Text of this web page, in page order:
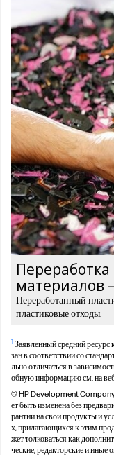
материалов
Переработанный
пластиковые отходы.
1Заявленный средний ресурс
зан в соответствии со
льно отличаться в
обную информацию см. на
© HP Development
ет быть изменена без
рантии на свои продукты и
х, прилагающихся к этим
жет толковаться как
ческие, редакторские и иные